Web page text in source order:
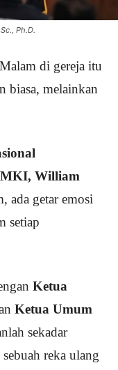
Ph.D.
di gereja itu
biasa, melainkan
William
ada getar emosi
setiap
Ketua
Ketua Umum
sekadar
reka ulang